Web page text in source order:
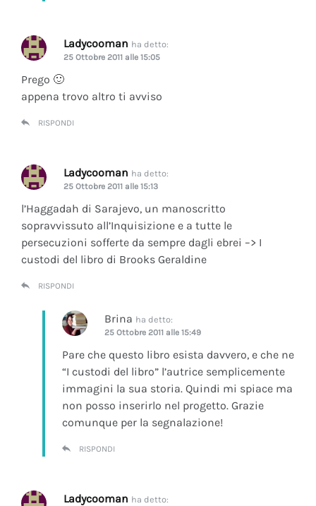
Ladycooman ha detto:
25 Ottobre 2011 alle 15:05
Prego 🙂
appena trovo altro ti avviso
RISPONDI
Ladycooman ha detto:
25 Ottobre 2011 alle 15:13
l’Haggadah di Sarajevo, un manoscritto
sopravvissuto all’Inquisizione e a tutte le
persecuzioni sofferte da sempre dagli ebrei –> I
custodi del libro di Brooks Geraldine
RISPONDI
Brina ha detto:
25 Ottobre 2011 alle 15:49
Pare che questo libro esista davvero, e che ne
“I custodi del libro” l’autrice semplicemente
immagini la sua storia. Quindi mi spiace ma
non posso inserirlo nel progetto. Grazie
comunque per la segnalazione!
RISPONDI
Ladycooman ha detto: